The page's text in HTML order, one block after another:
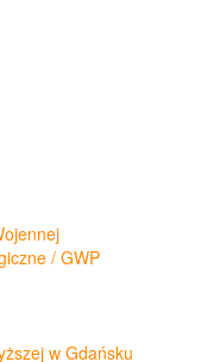
/ GWP
w Gdańsku